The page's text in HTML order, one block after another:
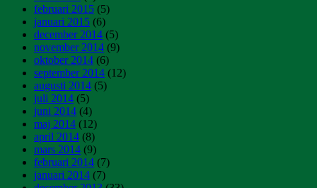
februari 2015 (5)
januari 2015 (6)
december 2014 (5)
november 2014 (9)
oktober 2014 (6)
september 2014 (12)
augusti 2014 (5)
juli 2014 (5)
juni 2014 (4)
maj 2014 (12)
april 2014 (8)
mars 2014 (9)
februari 2014 (7)
januari 2014 (7)